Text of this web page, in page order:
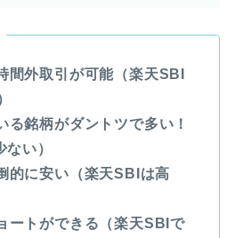
間外取引が可能（楽天SBI
る銘柄がダントツで多い！
ない）
的に安い（楽天SBIは高
ートができる（楽天SBIで